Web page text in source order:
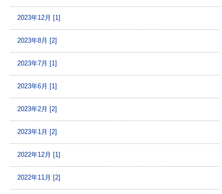
2023年12月 [1]
2023年8月 [2]
2023年7月 [1]
2023年6月 [1]
2023年2月 [2]
2023年1月 [2]
2022年12月 [1]
2022年11月 [2]